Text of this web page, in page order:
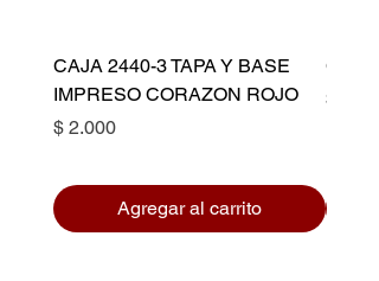
CAJA 2440-3 TAPA Y BASE
IMPRESO CORAZON ROJO
Precio
$ 2.000
Agregar al carrito
Precio
$